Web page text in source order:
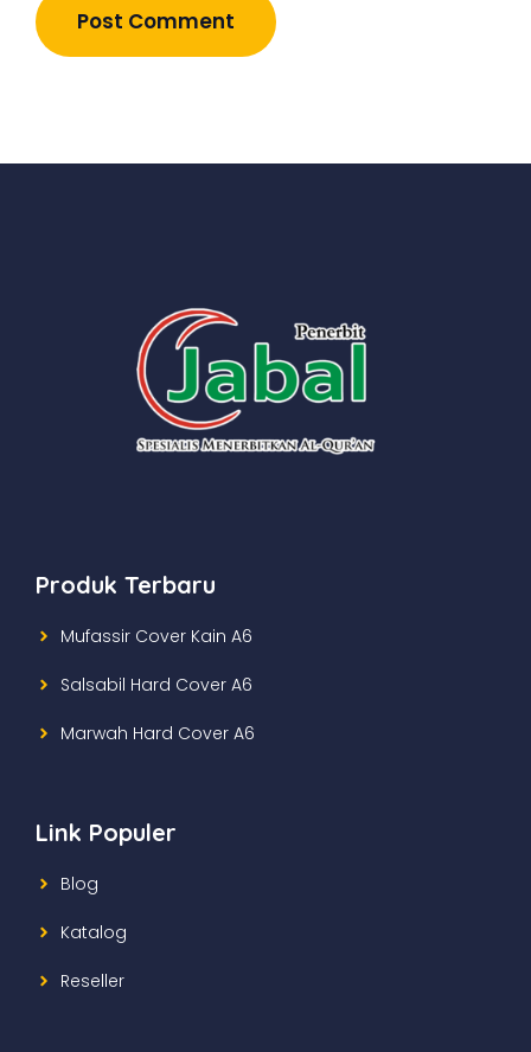
Produk Terbaru
Mufassir Cover Kain A6
Salsabil Hard Cover A6
Marwah Hard Cover A6
Link Populer
Blog
Katalog
Reseller